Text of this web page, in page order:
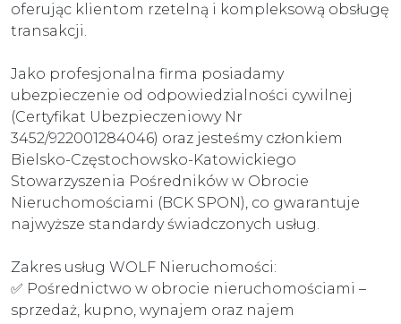
oferując klientom rzetelną i kompleksową obsługę
transakcji.
Jako profesjonalna firma posiadamy
ubezpieczenie od odpowiedzialności cywilnej
(Certyfikat Ubezpieczeniowy Nr
3452/922001284046) oraz jesteśmy członkiem
Bielsko-Częstochowsko-Katowickiego
Stowarzyszenia Pośredników w Obrocie
Nieruchomościami (BCK SPON), co gwarantuje
najwyższe standardy świadczonych usług.
Zakres usług WOLF Nieruchomości:
✅ Pośrednictwo w obrocie nieruchomościami –
sprzedaż, kupno, wynajem oraz najem